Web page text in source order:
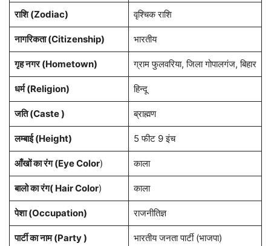
राशि(Zodiac) वृश्चिक राशि
नागरिकता(Citizenship) भारतीय
गृह नगर(Hometown) ग्राम फुलवरिया, जिला गोपालगंज, बिहार
धर्म (Religion) हिन्दू
जति (Caste ) ब्राह्मण
लम्बाई (Height) 5 फीट 9 इंच
आँखों का रंग (Eye Color) काला
बालो का रंग( Hair Color) काला
पेशा(Occupation) राजनीतिज्ञ
पार्टी का नाम (Party ) भारतीय जनता पार्टी (भाजपा)